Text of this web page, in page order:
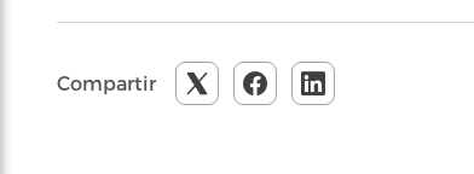
Compartir